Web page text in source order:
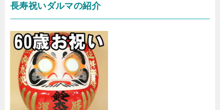
長寿祝いダルマの紹介